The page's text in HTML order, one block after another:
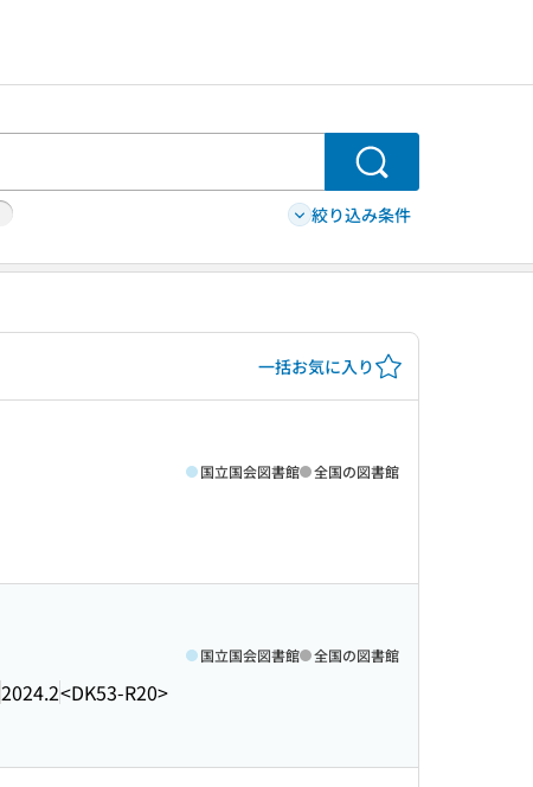
検索
絞り込み条件
一括お気に入り
国立国会図書館 全国の図書館
2024.2<DK53-R20>
国立国会図書館 全国の図書館